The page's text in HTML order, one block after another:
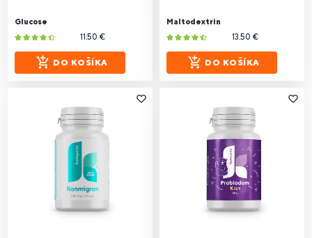
Glucose
11.50 €
DO KOŠÍKA
Maltodextrin
13.50 €
DO KOŠÍKA